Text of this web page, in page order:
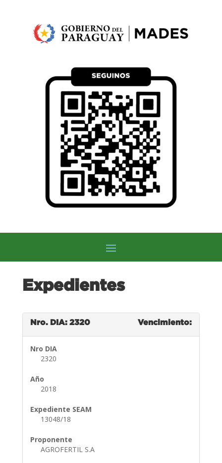
Expedientes
Nro. DIA: 2320 Vencimiento:
Nro DIA
2320
Año
2018
Expediente SEAM
13048/18
Proponente
AGROFERTIL S.A